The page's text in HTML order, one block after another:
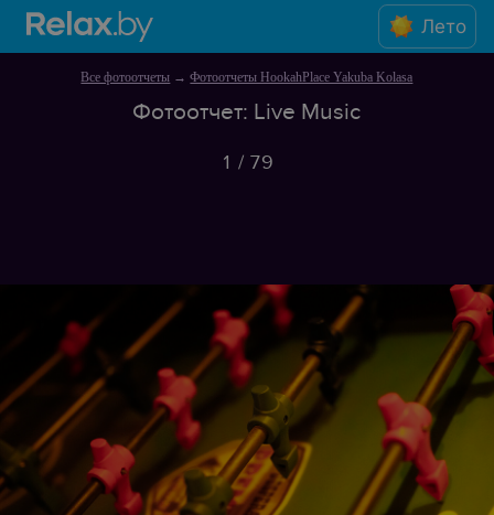
Лето
Все фотоотчеты →Фотоотчеты HookahPlace Yakuba Kolasa
Фотоотчет: Live Music
1 / 79